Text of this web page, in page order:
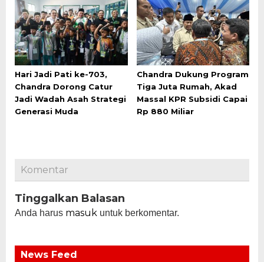
Hari Jadi Pati ke-703,
Chandra Dorong Catur
Jadi Wadah Asah Strategi
Generasi Muda
Chandra Dukung Program
Tiga Juta Rumah, Akad
Massal KPR Subsidi Capai
Rp 880 Miliar
Komentar
Tinggalkan Balasan
Anda harus masuk untuk berkomentar.
News Feed